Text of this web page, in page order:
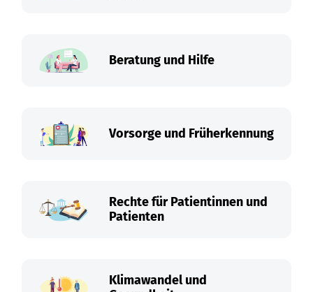
Beratung und Hilfe
Vorsorge und Früherkennung
Rechte für Patientinnen und
Patienten
Klimawandel und